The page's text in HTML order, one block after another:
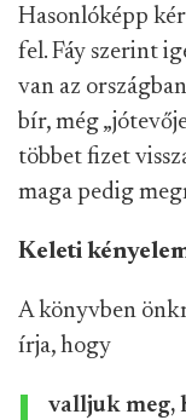
Hasonlóképp
fel. Fáy szerint
van az
bír, még
többet fizet
maga pedig
Keleti
A könyvben
írja, hogy
valljuk meg,